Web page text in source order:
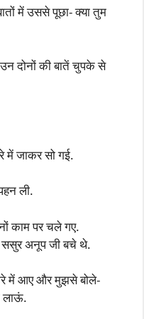
में उससे पूछा- क्या तुम
दोनों की बातें चुपके से
में जाकर सो गई.
ली.
काम पर चले गए.
ससुर अनूप जी बचे थे.
में आए और मुझसे बोले-
लाऊं.